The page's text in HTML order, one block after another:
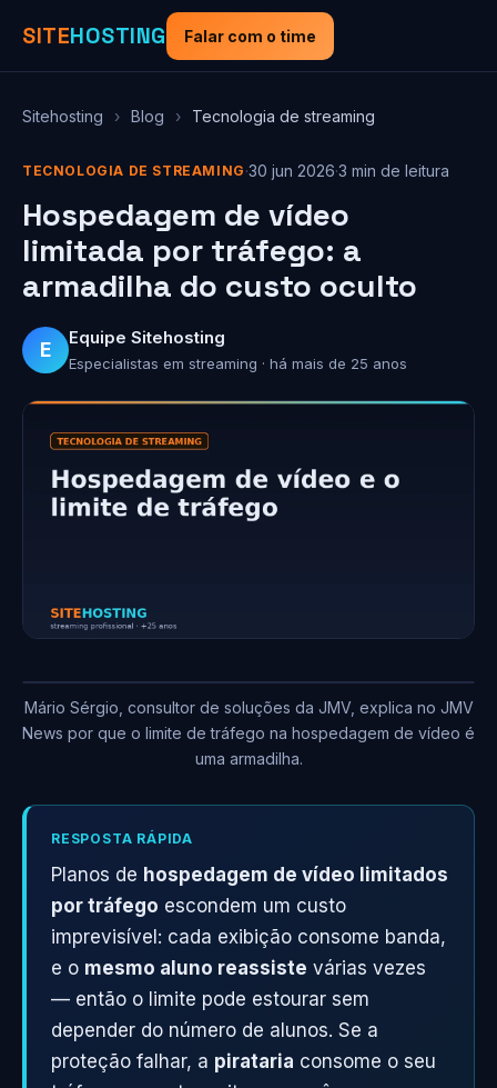
SITEHOSTING Falar com o time
Sitehosting › Blog › Tecnologia de streaming
TECNOLOGIA DE STREAMING ·30 jun 2026·3 min de leitura
Hospedagem de vídeo
limitada por tráfego: a
armadilha do custo oculto
E
Equipe Sitehosting
Especialistas em streaming · há mais de 25 anos
Mário Sérgio, consultor de soluções da JMV, explica no JMV
News por que o limite de tráfego na hospedagem de vídeo é
uma armadilha.
RESPOSTA RÁPIDA
Planos de hospedagem de vídeo limitados
por tráfego escondem um custo
imprevisível: cada exibição consome banda,
e o mesmo aluno reassiste várias vezes
— então o limite pode estourar sem
depender do número de alunos. Se a
proteção falhar, a pirataria consome o seu